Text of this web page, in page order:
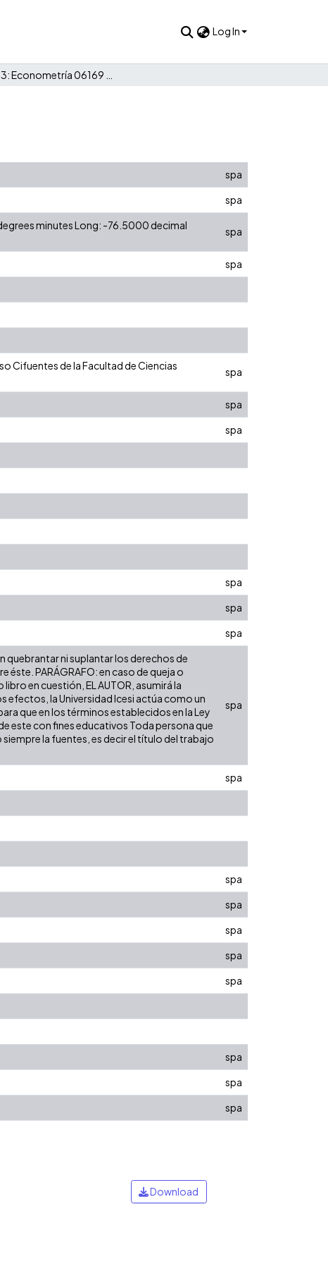
Log In
spa
spa
minutes Long: -76.5000 decimal
spa
spa
Cifuentes de la Facultad de Ciencias
spa
spa
spa
spa
spa
spa
quebrantar ni suplantar los derechos de
PARÁGRAFO: en caso de queja o
en cuestión, EL AUTOR, asumirá la
la Universidad Icesi actúa como un
que en los términos establecidos en la Ley
este con fines educativos Toda persona que
la fuentes, es decir el título del trabajo
spa
spa
spa
spa
spa
spa
spa
spa
spa
spa
Download